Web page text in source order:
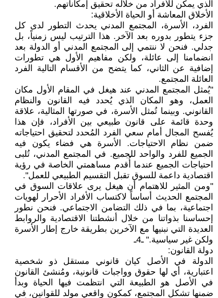
الذي يمكن للأفراد من خلاله تحقيق إمكاناتهم.
الأخلاق المعاشة أو الحياة الأخلاقية:
الفرد، الأسرة، المجتمع المدني يحدث التطور لدى كل
جزء يتطور بدوره بعد الآخر. هذا الترتيب ليس زمنياً، بل
جدلي. فنحن لا ننتمي إلى المجتمع المدني أو الدولة بعد
انضمامنا إلى عائلة، ولكن مفاهيم الأول هي تطورات
إضافية عن الثاني، كما يتضح من الأقسام التالية الفرد
العائلة المجتمع.
"يُمثل المجتمع المدني عند هيغل في المقام الأول مكان
العمل، وهو المكان الذي يُحدد فيه القانون والنظام
القانوني. وبينما تُمثل الأسرة، في صورتها المثالية، علاقة
وحدة قائمة على قانون طبيعي بين الأفراد، فإن هذا
يُفسح المجال أمام سعي الفرد المُحدد لتحقيق احتياجاته
ضمن نظام الاحتياجات. الأسرة هي فضاء يكون فيه
الجميع للفرد والواحد للجميع. في المجتمع المدني، تُلبى
احتياجات الجميع عندما أُقدم مساهمتي الخاصة في رؤية
اقتصادية داعمة للسوق تقبل التقسيم الطبيعي للعمل".
"ومن المثير للاهتمام أن هيغل يرى علاقات السوق في
المجتمع الحديث أساساً لاكتساب الأفراد الأحرار لهويات
اجتماعية، بما في ذلك التضامن الاجتماعي. فنحن نطور
إحساسنا بذواتنا من خلال أنشطتنا الاقتصادية والروابط
العديدة التي نبنيها مع الآخرين بطريقة خارج إطار الأسرة
ولكن غير سياسية." ـ4ـ
دولة القانون:
الدولة في الأصل كيان قانوني مستقل ذو شخصية
اعتبارية، أي لها حقوق وواجبات قانونية، ومُنشئ القانون
في الأصل هو الطبيعة التي انتظمت فيها الحياة وبدأ
ضمنها تشكل المجتمع، كمكون واقعي مولد للقوانين، في